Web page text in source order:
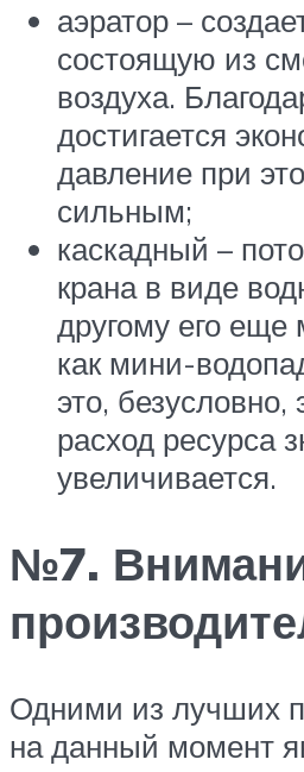
аэратор –
состоящую из
воздуха.
достигается
давление при
сильным;
каскадный –
крана в виде
другому его еще
как мини-
это,
расход ресурса
увеличивается.
№7.
Одними из лучших
на данный момент